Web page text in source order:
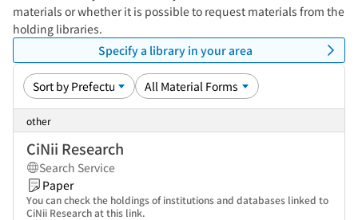
materials or whether it is possible to request materials from the
holding libraries.
Specify a library in your area
other
CiNii Research
Search Service
Paper
You can check the holdings of institutions and databases linked to
CiNii Research at this link.